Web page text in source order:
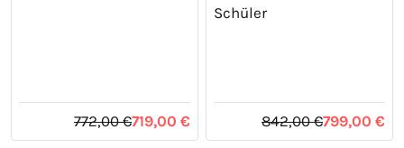
772,00 €719,00 €
Schüler
842,00 €799,00 €